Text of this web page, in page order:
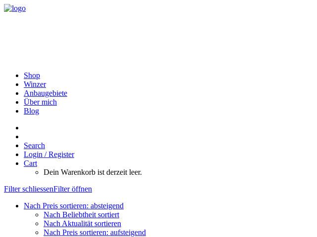
Shop
Winzer
Anbaugebiete
Über mich
Blog
Search
Login / Register
Cart
Dein Warenkorb ist derzeit leer.
Filter schliessenFilter öffnen
Nach Preis sortieren: absteigend
Nach Beliebtheit sortiert
Nach Aktualität sortieren
Nach Preis sortieren: aufsteigend